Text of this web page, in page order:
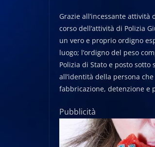
Grazie all’incessante
corso dell’attività di Polizia
un vero e proprio ordigno
luogo; l’ordigno del peso
Polizia di Stato e posto
all’identità della persona
fabbricazione, detenzione e
Pubblicità